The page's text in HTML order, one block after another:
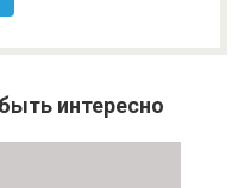
интересно